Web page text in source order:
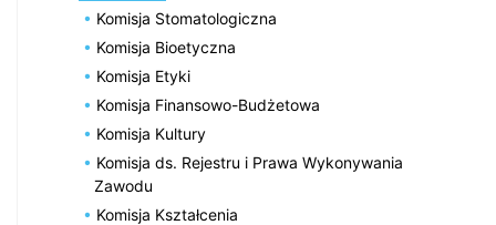
Komisja Stomatologiczna
Komisja Bioetyczna
Komisja Etyki
Komisja Finansowo-Budżetowa
Komisja Kultury
Komisja ds. Rejestru i Prawa Wykonywania
Zawodu
Komisja Kształcenia